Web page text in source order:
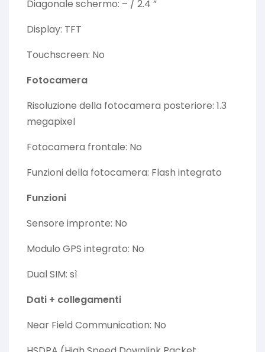
Diagonale schermo: – / 2.4 ”
Display: TFT
Touchscreen: No
Fotocamera
Risoluzione della fotocamera posteriore: 1.3
megapixel
Fotocamera frontale: No
Funzioni della fotocamera: Flash integrato
Funzioni
Sensore impronte: No
Modulo GPS integrato: No
Dual SIM: sì
Dati + collegamenti
Near Field Communication: No